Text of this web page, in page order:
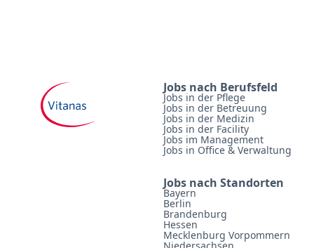
Jobs nach Berufsfeld
Jobs in der Pflege
Jobs in der Betreuung
Jobs in der Medizin
Jobs in der Facility
Jobs im Management
Jobs in Office & Verwaltung
Jobs nach Standorten
Bayern
Berlin
Brandenburg
Hessen
Mecklenburg Vorpommern